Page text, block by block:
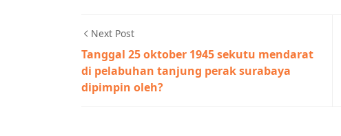
Next Post
Tanggal 25 oktober 1945 sekutu mendarat
di pelabuhan tanjung perak surabaya
dipimpin oleh?